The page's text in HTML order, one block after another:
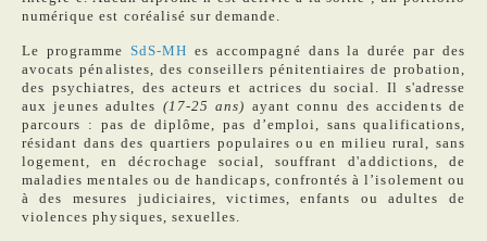
numérique est coréalisé sur demande.
Le programme SdS-MH es accompagné dans la durée par des
avocats pénalistes, des conseillers pénitentiaires de probation,
des psychiatres, des acteurs et actrices du social. Il s'adresse
aux jeunes adultes (17-25 ans) ayant connu des accidents de
parcours : pas de diplôme, pas d’emploi, sans qualifications,
résidant dans des quartiers populaires ou en milieu rural, sans
logement, en décrochage social, souffrant d'addictions, de
maladies mentales ou de handicaps, confrontés à l’isolement ou
à des mesures judiciaires, victimes, enfants ou adultes de
violences physiques, sexuelles.